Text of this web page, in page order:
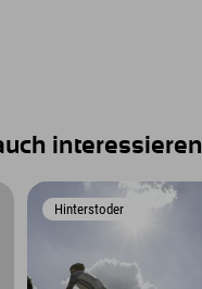
interessieren
Hinterstoder